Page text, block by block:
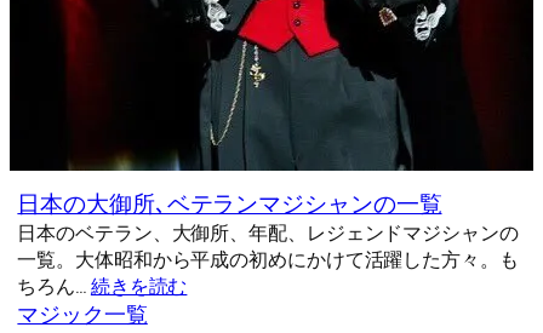
日本の大御所､ベテランマジシャンの一覧
日本のベテラン、大御所、年配、レジェンドマジシャンの
一覧。大体昭和から平成の初めにかけて活躍した方々。も
ちろん…続きを読む
マジック一覧